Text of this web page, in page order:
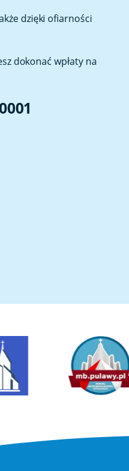
dzięki ofiarności
dokonać wpłaty na